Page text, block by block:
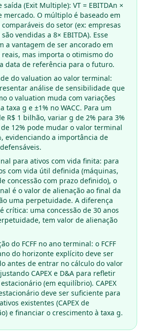
(Exit Multiple): VT = EBITDAn ×
mercado. O múltiplo é baseado em
do setor (ex: empresas
vendidas a 8× EBITDA). Esse
a vantagem de ser ancorado em
reais, mas importa o otimismo do
data de referência para o futuro.
do valuation ao valor terminal:
análise de sensibilidade que
o valuation muda com variações
taxa g e ±1% no WACC. Para um
R$ 1 bilhão, variar g de 2% para 3%
de 12% pode mudar o valor terminal
evidenciando a importância de
para ativos com vida finita: para
com vida útil definida (máquinas,
concessão com prazo definido), o
é o valor de alienação ao final da
uma perpetuidade. A diferença
crítica: uma concessão de 30 anos
tem valor de alienação
do FCFF no ano terminal: o FCFF
do horizonte explícito deve ser
antes de entrar no cálculo do valor
CAPEX e D&A para refletir
(em equilíbrio). CAPEX
deve ser suficiente para
existentes (CAPEX de
e financiar o crescimento à taxa g.